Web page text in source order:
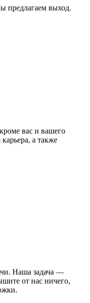
предлагаем выход.
вас и вашего
а также
Наша задача —
от нас ничего,